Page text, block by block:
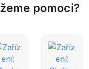
pomoci?